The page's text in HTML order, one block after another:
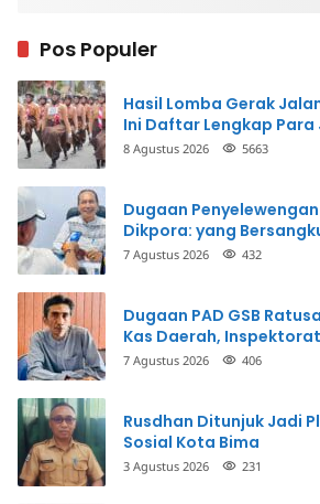
Pos Populer
Hasil Lomba Gerak
Ini Daftar Lengkap Para
8 Agustus 2026 5663
Dugaan Penyelewengan
Dikpora: yang
Perbuatannya dan Siap
7 Agustus 2026 432
Dugaan PAD GSB
Kas Daerah,
Terkait
7 Agustus 2026 406
Rusdhan Ditunjuk Jadi
Sosial Kota Bima
3 Agustus 2026 231